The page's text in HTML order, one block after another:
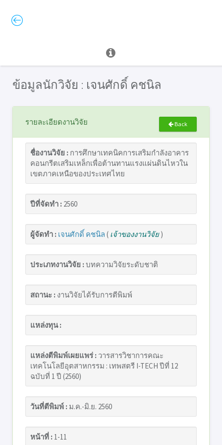
ข้อมูลนักวิจัย : เจนศักดิ์ คชนิล
รายละเอียดงานวิจัย Back
ชื่องานวิจัย : การศึกษาเทคนิคการเสริมกำลังอาคาร
คอนกรีตเสริมเหล็กเพื่อต้านทานแรงแผ่นดินไหวใน
เขตภาคเหนือของประเทศไทย
ปีที่จัดทำ : 2560
ผู้จัดทำ : เจนศักดิ์ คชนิล ( เจ้าของงานวิจัย)
ประเภทงานวิจัย :บทความวิจัยระดับชาติ
สถานะ : งานวิจัยได้รับการตีพิมพ์
แหล่งทุน :
แหล่งตีพิมพ์เผยแพร่ : วารสารวิชาการคณะ
เทคโนโลยีอุตสาหกรรม : เทพสตรี I-TECH ปีที่ 12
ฉบับที่ 1 ปี (2560)
วันที่ตีพิมพ์ : ม.ค.-มิ.ย. 2560
หน้าที่ : 1-11